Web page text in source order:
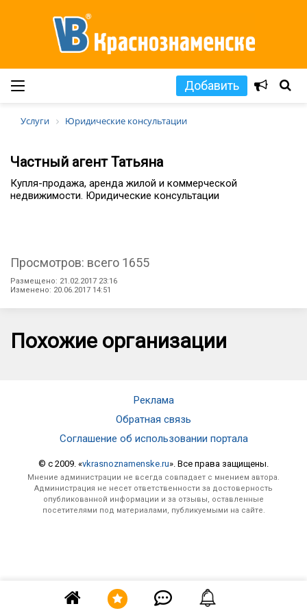
Добавить
Услуги Юридические консультации
Частный агент Татьяна
Купля-продажа, аренда жилой и коммерческой
недвижимости. Юридические консультации
Просмотров: всего 1655
Размещено: 21.02.2017 23:16
Изменено: 20.06.2017 14:51
Похожие организации
Реклама
Обратная связь
Соглашение об использовании портала
© c 2009. «vkrasnoznamenske.ru». Все права защищены.
Мнение администрации не всегда совпадает с мнением автора.
Администрация не несет ответственности за достоверность
опубликованной информации и за отзывы, оставленные
посетителями под материалами, публикуемыми на сайте.